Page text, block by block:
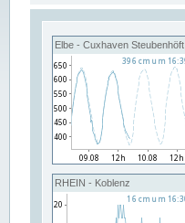
Elbe - Cuxhaven Steubenhöft
RHEIN - Koblenz